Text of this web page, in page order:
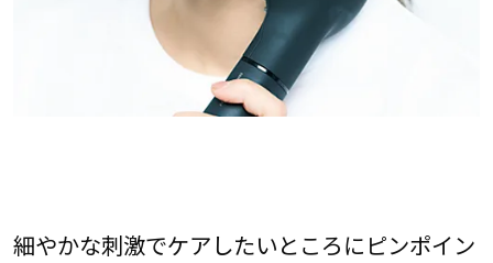
細やかな刺激でケアしたいところにピンポイン